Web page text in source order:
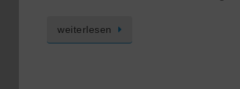
weiterlesen